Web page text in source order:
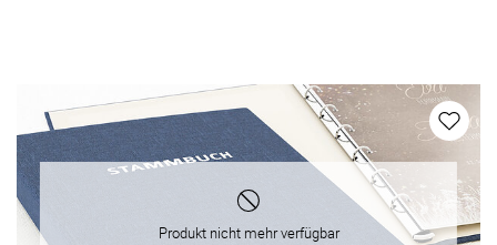
Produkt nicht mehr verfügbar